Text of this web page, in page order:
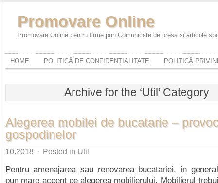
Promovare Online
Promovare Online pentru firme prin Comunicate de presa si articole
HOME POLITICĂ DE CONFIDENȚIALITATE POLITICĂ
Archive for the ‘Util’ Category
Alegerea mobilei de bucatarie –
gospodinelor
10.2018 · Posted in Util
Pentru amenajarea sau renovarea bucatariei, in
pun mare accent pe alegerea mobilierului. Mobilierul